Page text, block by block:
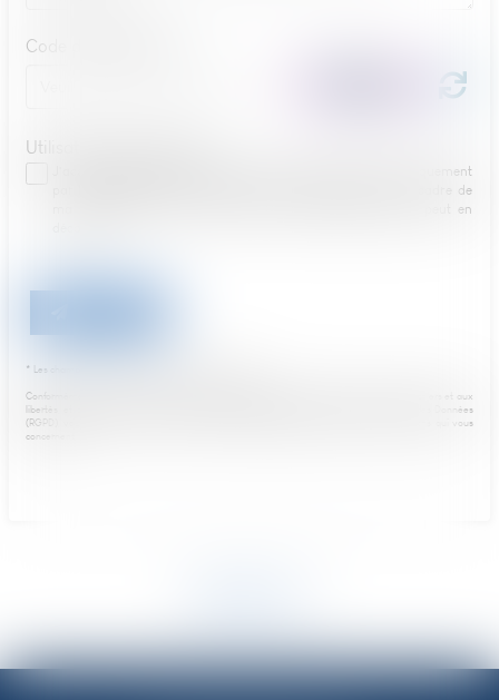
Code de vérification
Utilisation des données
J'accepte que les informations saisies soient traitées informatiquement
par HORVAIS MAHIER et l'hébergeur du présent site dans le cadre de
ma demande et de la relation avec HORVAIS MAHIER qui peut en
* Les champs suivis d'un astérisque sont obligatoires.
Conformément à la loi n°78-17 du 6 janvier 1978 modifiée relative à l'informatique, aux fichiers et aux
libertés, et au règlement européen 2016/679, dit Règlement Général sur la Protection des Données
(RGPD), vous disposez d'un droit d'accès, de rectification, de suppression des informations qui vous
concernent.